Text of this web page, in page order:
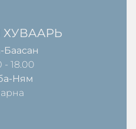
Баасан
- 18.00
Ням